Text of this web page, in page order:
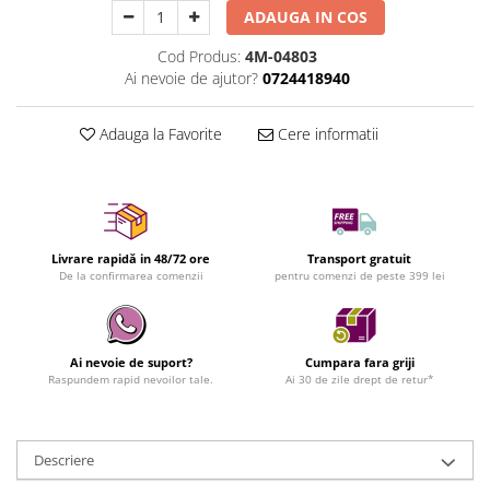
ADAUGA IN COS
Cod Produs: 4M-04803
Ai nevoie de ajutor? 0724418940
Adauga la Favorite Cere informatii
Livrare rapidă in 48/72 ore
De la confirmarea comenzii
Transport gratuit
pentru comenzi de peste 399 lei
Ai nevoie de suport?
Raspundem rapid nevoilor tale.
Cumpara fara griji
Ai 30 de zile drept de retur*
Descriere